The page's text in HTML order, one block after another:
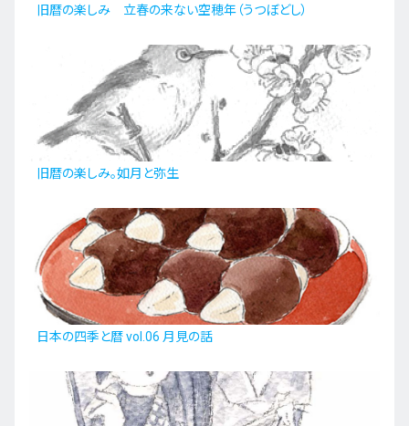
旧暦の楽しみ 立春の来ない空穂年（うつぼどし）
旧暦の楽しみ。如月と弥生
日本の四季と暦 vol.06 月見の話